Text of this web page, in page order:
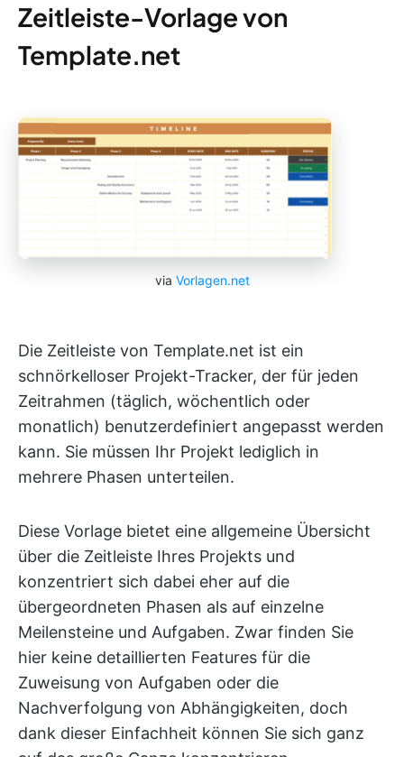
Zeitleiste-Vorlage von
Template.net
via Vorlagen.net
Die Zeitleiste von Template.net ist ein
schnörkelloser Projekt-Tracker, der für jeden
Zeitrahmen (täglich, wöchentlich oder
monatlich) benutzerdefiniert angepasst werden
kann. Sie müssen Ihr Projekt lediglich in
mehrere Phasen unterteilen.
Diese Vorlage bietet eine allgemeine Übersicht
über die Zeitleiste Ihres Projekts und
konzentriert sich dabei eher auf die
übergeordneten Phasen als auf einzelne
Meilensteine und Aufgaben. Zwar finden Sie
hier keine detaillierten Features für die
Zuweisung von Aufgaben oder die
Nachverfolgung von Abhängigkeiten, doch
dank dieser Einfachheit können Sie sich ganz